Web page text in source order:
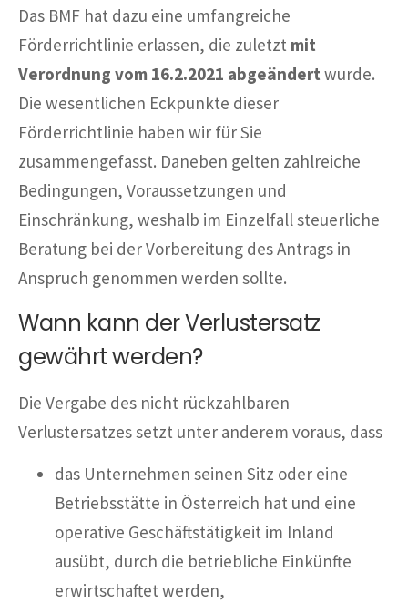
Das BMF hat dazu eine umfangreiche
Förderrichtlinie erlassen, die zuletzt mit
Verordnung vom 16.2.2021 abgeändert wurde.
Die wesentlichen Eckpunkte dieser
Förderrichtlinie haben wir für Sie
zusammengefasst. Daneben gelten zahlreiche
Bedingungen, Voraussetzungen und
Einschränkung, weshalb im Einzelfall steuerliche
Beratung bei der Vorbereitung des Antrags in
Anspruch genommen werden sollte.
Wann kann der Verlustersatz
gewährt werden?
Die Vergabe des nicht rückzahlbaren
Verlustersatzes setzt unter anderem voraus, dass
das Unternehmen seinen Sitz oder eine
Betriebsstätte in Österreich hat und eine
operative Geschäftstätigkeit im Inland
ausübt, durch die betriebliche Einkünfte
erwirtschaftet werden,